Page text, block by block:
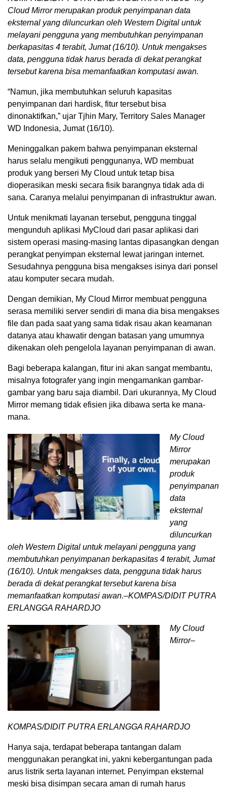
Cloud Mirror merupakan produk penyimpanan data
eksternal yang diluncurkan oleh Western Digital untuk
melayani pengguna yang membutuhkan penyimpanan
berkapasitas 4 terabit, Jumat (16/10). Untuk mengakses
data, pengguna tidak harus berada di dekat perangkat
tersebut karena bisa memanfaatkan komputasi awan.
“Namun, jika membutuhkan seluruh kapasitas
penyimpanan dari hardisk, fitur tersebut bisa
dinonaktifkan,” ujar Tjhin Mary, Territory Sales Manager
WD Indonesia, Jumat (16/10).
Meninggalkan pakem bahwa penyimpanan eksternal
harus selalu mengikuti penggunanya, WD membuat
produk yang berseri My Cloud untuk tetap bisa
dioperasikan meski secara fisik barangnya tidak ada di
sana. Caranya melalui penyimpanan di infrastruktur awan.
Untuk menikmati layanan tersebut, pengguna tinggal
mengunduh aplikasi MyCloud dari pasar aplikasi dari
sistem operasi masing-masing lantas dipasangkan dengan
perangkat penyimpan eksternal lewat jaringan internet.
Sesudahnya pengguna bisa mengakses isinya dari ponsel
atau komputer secara mudah.
Dengan demikian, My Cloud Mirror membuat pengguna
serasa memiliki server sendiri di mana dia bisa mengakses
file dan pada saat yang sama tidak risau akan keamanan
datanya atau khawatir dengan batasan yang umumnya
dikenakan oleh pengelola layanan penyimpanan di awan.
Bagi beberapa kalangan, fitur ini akan sangat membantu,
misalnya fotografer yang ingin mengamankan gambar-
gambar yang baru saja diambil. Dari ukurannya, My Cloud
Mirror memang tidak efisien jika dibawa serta ke mana-
mana.
My Cloud
Mirror
merupakan
produk
penyimpanan
data
eksternal
yang
diluncurkan
oleh Western Digital untuk melayani pengguna yang
membutuhkan penyimpanan berkapasitas 4 terabit, Jumat
(16/10). Untuk mengakses data, pengguna tidak harus
berada di dekat perangkat tersebut karena bisa
memanfaatkan komputasi awan.–KOMPAS/DIDIT PUTRA
ERLANGGA RAHARDJO
My Cloud
Mirror–
KOMPAS/DIDIT PUTRA ERLANGGA RAHARDJO
Hanya saja, terdapat beberapa tantangan dalam
menggunakan perangkat ini, yakni kebergantungan pada
arus listrik serta layanan internet. Penyimpan eksternal
meski bisa disimpan secara aman di rumah harus